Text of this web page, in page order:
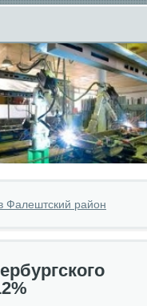
Фалештский район